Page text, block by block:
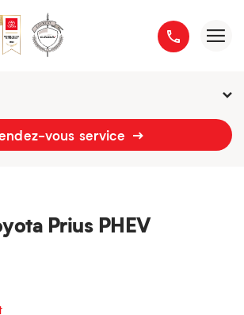
ouvert jusqu'à 18h
vous service
Prius PHEV